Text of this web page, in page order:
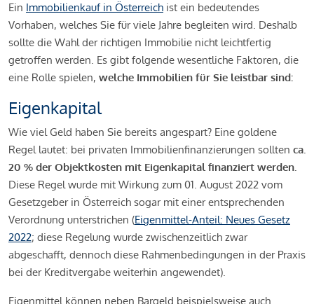
Ein Immobilienkauf in Österreich ist ein bedeutendes
Vorhaben, welches Sie für viele Jahre begleiten wird. Deshalb
sollte die Wahl der richtigen Immobilie nicht leichtfertig
getroffen werden. Es gibt folgende wesentliche Faktoren, die
eine Rolle spielen, welche Immobilien für Sie leistbar sind:
Eigenkapital
Wie viel Geld haben Sie bereits angespart? Eine goldene
Regel lautet: bei privaten Immobilienfinanzierungen sollten ca.
20 % der Objektkosten mit Eigenkapital finanziert werden.
Diese Regel wurde mit Wirkung zum 01. August 2022 vom
Gesetzgeber in Österreich sogar mit einer entsprechenden
Verordnung unterstrichen (Eigenmittel-Anteil: Neues Gesetz
2022; diese Regelung wurde zwischenzeitlich zwar
abgeschafft, dennoch diese Rahmenbedingungen in der Praxis
bei der Kreditvergabe weiterhin angewendet).
Eigenmittel können neben Bargeld beispielsweise auch